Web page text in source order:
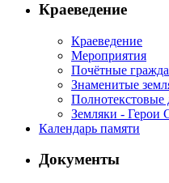
Краеведение
Краеведение
Мероприятия
Почётные
Знаменитые
Полнотекстовые
Земляки - Герои
Календарь памяти
Документы